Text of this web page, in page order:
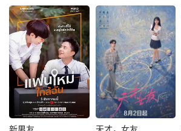
新男友 天才，女友